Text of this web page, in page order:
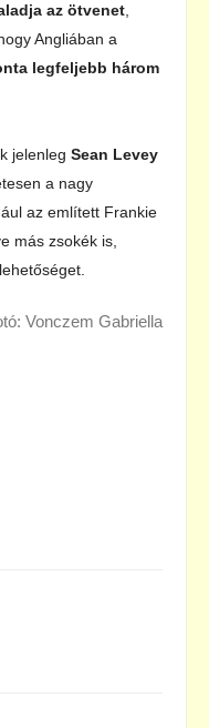
az ötvenet
Angliában a
legfeljebb három
jelenleg Sean Levey
a nagy
az említett Frankie
más zsokék is,
Vonczem Gabriella